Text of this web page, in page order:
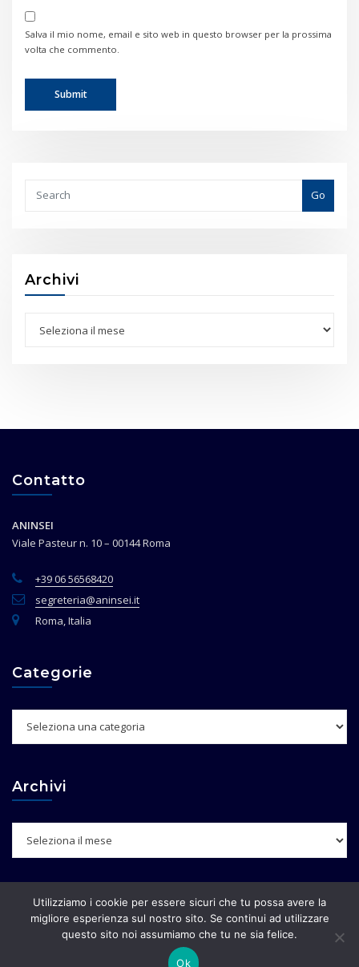
Salva il mio nome, email e sito web in questo browser per la prossima
volta che commento.
Go
Archivi
Contatto
ANINSEI
Viale Pasteur n. 10 – 00144 Roma
+39 06 56568420
segreteria@aninsei.it
Roma, Italia
Categorie
Archivi
Informativa
Privacy Policy
Utilizziamo i cookie per essere sicuri che tu possa avere la
migliore esperienza sul nostro sito. Se continui ad utilizzare
questo sito noi assumiamo che tu ne sia felice.
Ok